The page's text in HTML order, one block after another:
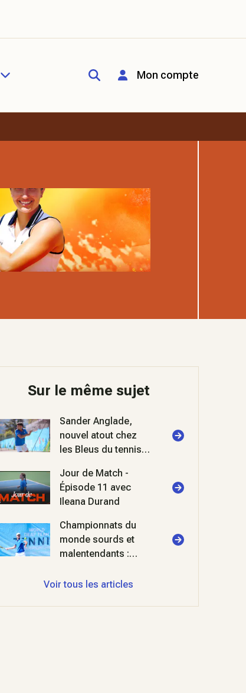
Mon compte
Sur le même sujet
Sander Anglade,
nouvel atout chez
les Bleus du tennis
malentendants
Jour de Match -
Épisode 11 avec
Ileana Durand
Championnats du
monde sourds et
malentendants :
finale pour les Bleus
Voir tous les articles